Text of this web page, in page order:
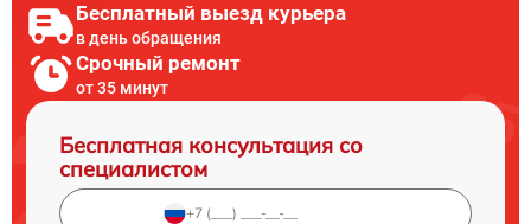
Бесплатный выезд курьера
в день обращения
Срочный ремонт
от 35 минут
Бесплатная консультация со
специалистом